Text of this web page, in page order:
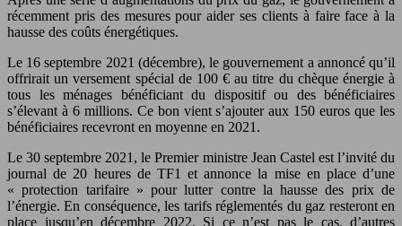
récemment pris des mesures pour aider ses clients à faire face à la
hausse des coûts énergétiques.
Le 16 septembre 2021 (décembre), le gouvernement a annoncé qu’il
offrirait un versement spécial de 100 € au titre du chèque énergie à
tous les ménages bénéficiant du dispositif ou des bénéficiaires
s’élevant à 6 millions. Ce bon vient s’ajouter aux 150 euros que les
bénéficiaires recevront en moyenne en 2021.
Le 30 septembre 2021, le Premier ministre Jean Castel est l’invité du
journal de 20 heures de TF1 et annonce la mise en place d’une
« protection tarifaire » pour lutter contre la hausse des prix de
l’énergie. En conséquence, les tarifs réglementés du gaz resteront en
place jusqu’en décembre 2022. Si ce n’est pas le cas, d’autres